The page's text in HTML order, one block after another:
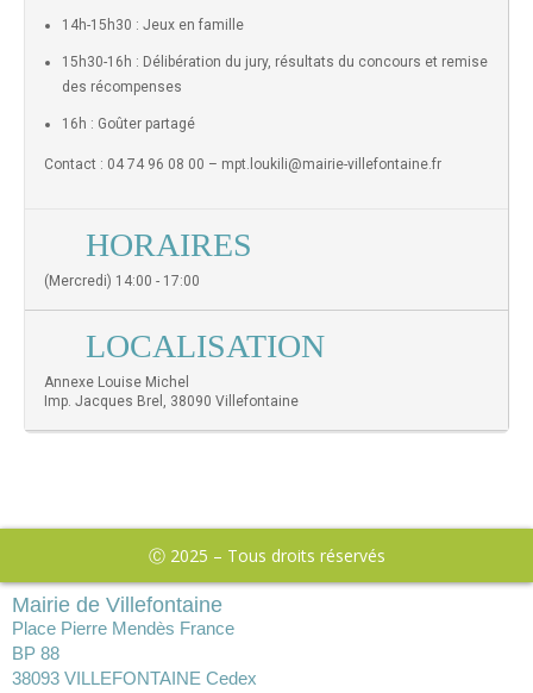
14h-15h30 : Jeux en famille
15h30-16h : Délibération du jury, résultats du concours et remise
des récompenses
16h : Goûter partagé
Contact : 04 74 96 08 00 – mpt.loukili@mairie-villefontaine.fr
HORAIRES
(Mercredi) 14:00 - 17:00
LOCALISATION
Annexe Louise Michel
Imp. Jacques Brel, 38090 Villefontaine
Ⓒ 2025 – Tous droits réservés
Mairie de Villefontaine
Place Pierre Mendès France
BP 88
38093 VILLEFONTAINE Cedex